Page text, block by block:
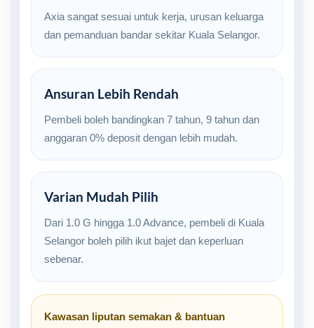
Axia sangat sesuai untuk kerja, urusan keluarga
dan pemanduan bandar sekitar Kuala Selangor.
Ansuran Lebih Rendah
Pembeli boleh bandingkan 7 tahun, 9 tahun dan
anggaran 0% deposit dengan lebih mudah.
Varian Mudah Pilih
Dari 1.0 G hingga 1.0 Advance, pembeli di Kuala
Selangor boleh pilih ikut bajet dan keperluan
sebenar.
Kawasan liputan semakan & bantuan